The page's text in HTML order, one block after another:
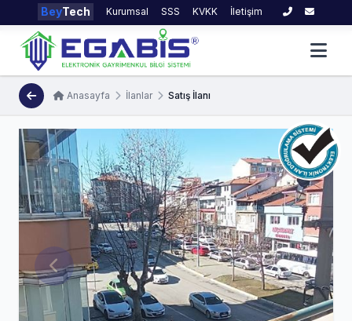
BeyTech Kurumsal SSS KVKK İletişim
Anasayfa İlanlar Satış İlanı